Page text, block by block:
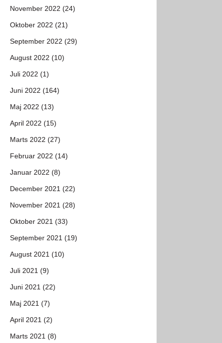
November 2022 (24)
Oktober 2022 (21)
September 2022 (29)
August 2022 (10)
Juli 2022 (1)
Juni 2022 (164)
Maj 2022 (13)
April 2022 (15)
Marts 2022 (27)
Februar 2022 (14)
Januar 2022 (8)
December 2021 (22)
November 2021 (28)
Oktober 2021 (33)
September 2021 (19)
August 2021 (10)
Juli 2021 (9)
Juni 2021 (22)
Maj 2021 (7)
April 2021 (2)
Marts 2021 (8)